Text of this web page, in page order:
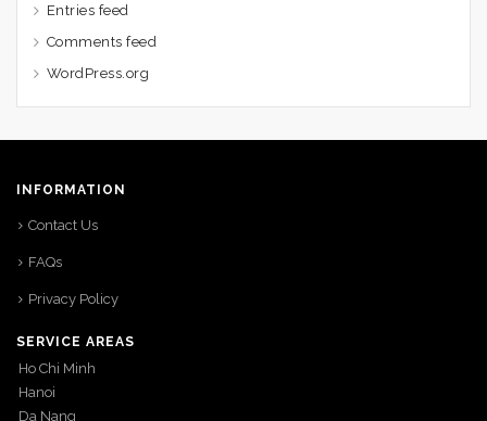
Entries feed
Comments feed
WordPress.org
INFORMATION
Contact Us
FAQs
Privacy Policy
SERVICE AREAS
Ho Chi Minh
Hanoi
Da Nang